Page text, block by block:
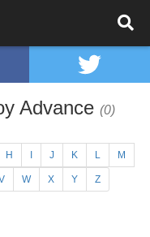
Advance (0)
H J K L M
W X Y Z